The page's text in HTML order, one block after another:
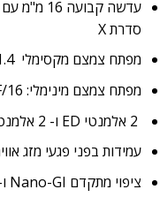
סדרת X
מפתח צמצם מקסימלי f/1.4
מפתח צמצם מינימלי: F/16
עמידות בפני פגעי מזג
ציפוי מתקדם Nano-GI ו- HT-EBC